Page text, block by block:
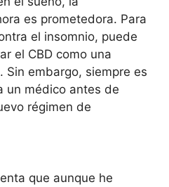
es prometedora. Para
el insomnio, puede
el CBD como una
Sin embargo, siempre es
un médico antes de
régimen de
que aunque he